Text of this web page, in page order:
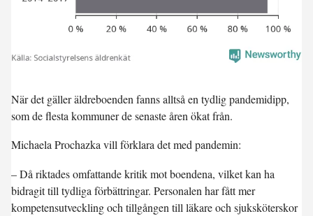
När det gäller äldreboenden fanns alltså en tydlig pandemidipp,
som de flesta kommuner de senaste åren ökat från.
Michaela Prochazka vill förklara det med pandemin:
– Då riktades omfattande kritik mot boendena, vilket kan ha
bidragit till tydliga förbättringar. Personalen har fått mer
kompetensutveckling och tillgången till läkare och sjuksköterskor